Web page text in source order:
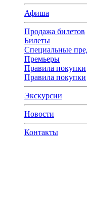
Афиша
Продажа билетов
Билеты
Специальные
Премьеры
Правила покупки
Правила покупки
Экскурсии
Новости
Контакты